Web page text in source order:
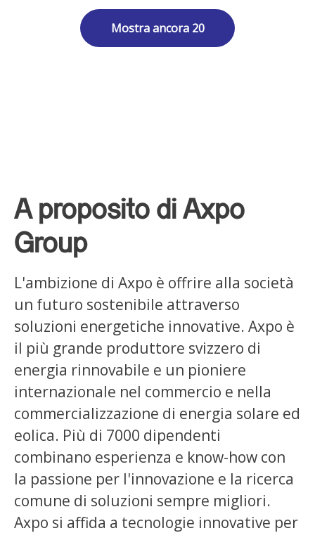
Mostra ancora 20
A proposito di Axpo
Group
L'ambizione di Axpo è offrire alla società
un futuro sostenibile attraverso
soluzioni energetiche innovative. Axpo è
il più grande produttore svizzero di
energia rinnovabile e un pioniere
internazionale nel commercio e nella
commercializzazione di energia solare ed
eolica. Più di 7000 dipendenti
combinano esperienza e know-how con
la passione per l'innovazione e la ricerca
comune di soluzioni sempre migliori.
Axpo si affida a tecnologie innovative per